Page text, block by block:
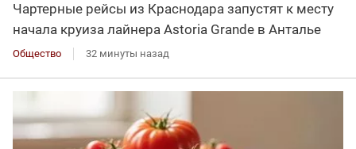
Чартерные рейсы из Краснодара запустят к месту
начала круиза лайнера Astoria Grande в Анталье
Общество 32 минуты назад